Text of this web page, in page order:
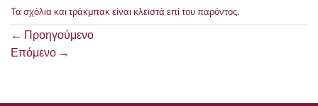
Τα σχόλια και τράκμπακ είναι κλειστά επί του παρόντος.
← Προηγούμενο
Επόμενο →